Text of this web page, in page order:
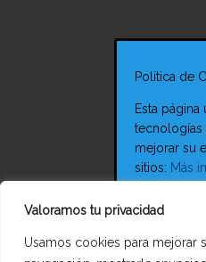
Valoramos tu privacidad
Usamos cookies para mejorar
Vendaje
31 Mar 2017
Política de
Esta
tecnologías
mejorar su
sitios: Más
Aceptar